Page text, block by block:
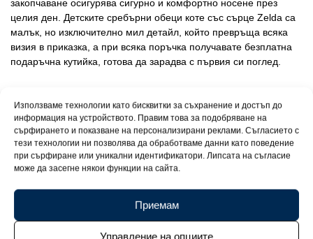
Използваме технологии като бисквитки за съхранение и достъп до
информация на устройството. Правим това за подобряване на
сърфирането и показване на персонализирани реклами. Съгласието с
тези технологии ни позволява да обработваме данни като поведение
при сърфиране или уникални идентификатори. Липсата на съгласие
може да засегне някои функции на сайта.
Приемам
Управление на опциите
закопчаване осигурява сигурно и комфортно носене през
целия ден. Детските сребърни обеци коте със сърце Zelda са
малък, но изключително мил детайл, който превръща всяка
визия в приказка, а при всяка поръчка получавате безплатна
подаръчна кутийка, готова да зарадва с първия си поглед.